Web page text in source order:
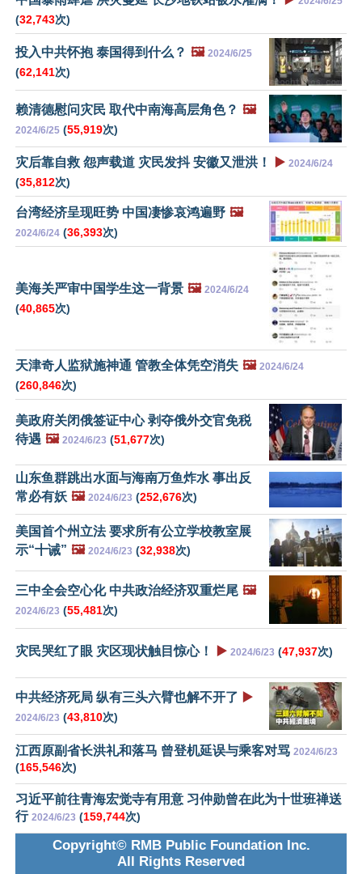
(32,743次)
投入中共怀抱 泰国得到什么？ 🖼️ 2024/6/25
(62,141次)
赖清德慰问灾民 取代中南海高层角色？ 🖼️
2024/6/25 (55,919次)
灾后靠自救 怨声载道 灾民发抖 安徽又泄洪！ ▶️ 2024/6/24
(35,812次)
台湾经济呈现旺势 中国凄惨哀鸿遍野 🖼️
2024/6/24 (36,393次)
美海关严审中国学生这一背景 🖼️ 2024/6/24
(40,865次)
天津奇人监狱施神通 管教全体凭空消失 🖼️ 2024/6/24
(260,846次)
美政府关闭俄签证中心 剥夺俄外交官免税
待遇 🖼️ 2024/6/23 (51,677次)
山东鱼群跳出水面与海南万鱼炸水 事出反
常必有妖 🖼️ 2024/6/23 (252,676次)
美国首个州立法 要求所有公立学校教室展
示“十诫” 🖼️ 2024/6/23 (32,938次)
三中全会空心化 中共政治经济双重烂尾 🖼️
2024/6/23 (55,481次)
灾民哭红了眼 灾区现状触目惊心！ ▶️ 2024/6/23 (47,937次)
中共经济死局 纵有三头六臂也解不开了 ▶️
2024/6/23 (43,810次)
江西原副省长洪礼和落马 曾登机延误与乘客对骂 2024/6/23
(165,546次)
习近平前往青海宏觉寺有用意 习仲勋曾在此为十世班禅送
行 2024/6/23 (159,744次)
Copyright© RMB Public Foundation Inc.
All Rights Reserved